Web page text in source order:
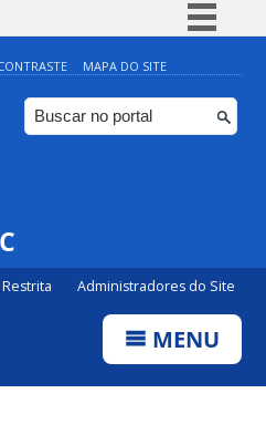
Simplifique!
Comunica BR
Participe
MAPA DO SITE
Administradores do Site
MENU